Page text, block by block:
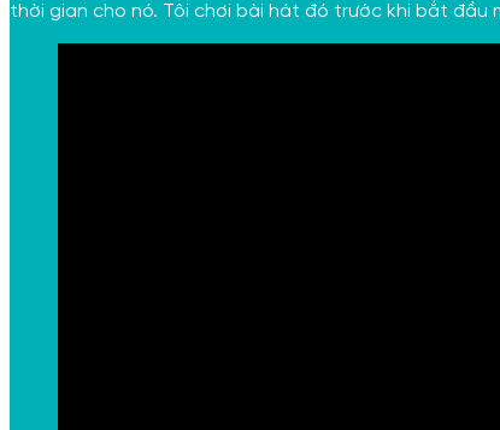
thời gian cho nó. Tôi chơi bài hát đó trước khi bắt đầu